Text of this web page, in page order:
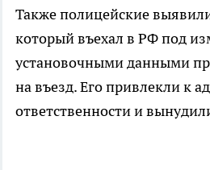
Также полицейские
который въехал в РФ под
установочными данными
на въезд. Его привлекли к
ответственности и